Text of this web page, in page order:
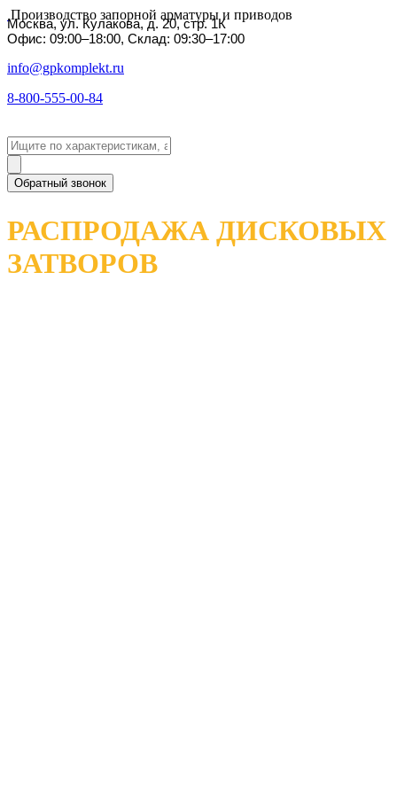
Производство запорной арматуры и приводов
Москва, ул. Кулакова, д. 20, стр. 1К
Офис: 09:00–18:00, Склад: 09:30–17:00
info@gpkomplekt.ru
8-800-555-00-84
Обратный звонок
РАСПРОДАЖА ДИСКОВЫХ
ЗАТВОРОВ